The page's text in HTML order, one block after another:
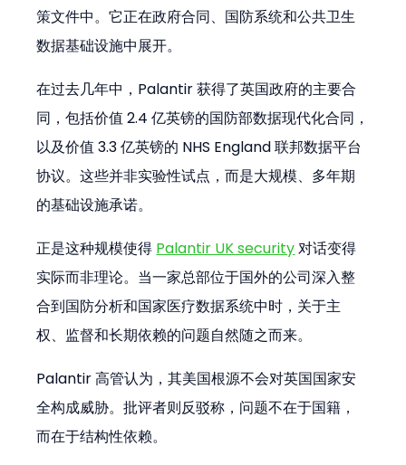
策文件中。它正在政府合同、国防系统和公共卫生
数据基础设施中展开。
在过去几年中，Palantir 获得了英国政府的主要合
同，包括价值 2.4 亿英镑的国防部数据现代化合同，
以及价值 3.3 亿英镑的 NHS England 联邦数据平台
协议。这些并非实验性试点，而是大规模、多年期
的基础设施承诺。
正是这种规模使得 Palantir UK security 对话变得
实际而非理论。当一家总部位于国外的公司深入整
合到国防分析和国家医疗数据系统中时，关于主
权、监督和长期依赖的问题自然随之而来。
Palantir 高管认为，其美国根源不会对英国国家安
全构成威胁。批评者则反驳称，问题不在于国籍，
而在于结构性依赖。